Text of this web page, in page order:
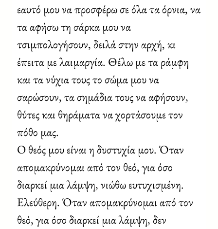
εαυτό μου να προσφέρω σε όλα τα όρνια, να
τα αφήσω τη σάρκα μου να
τσιμπολογήσουν, δειλά στην αρχή, κι
έπειτα με λαιμαργία. Θέλω με τα ράμφη
και τα νύχια τους το σώμα μου να
σαρώσουν, τα σημάδια τους να αφήσουν,
θύτες και θηράματα να χορτάσουμε τον
πόθο μας.
Ο θεός μου είναι η δυστυχία μου. Όταν
απομακρύνομαι από τον θεό, για όσο
διαρκεί μια λάμψη, νιώθω ευτυχισμένη.
Ελεύθερη. Όταν απομακρύνομαι από τον
θεό, για όσο διαρκεί μια λάμψη, δεν